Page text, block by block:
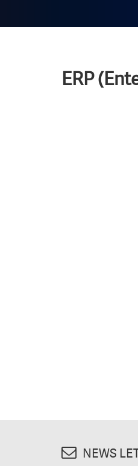
ERP
NEWS